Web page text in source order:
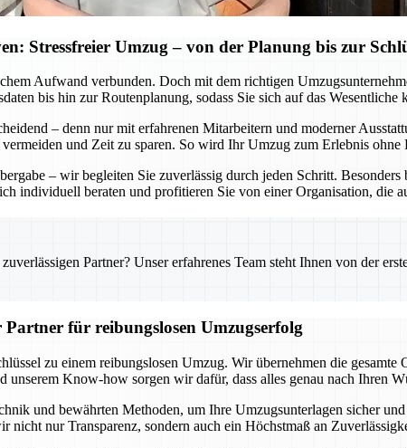
Stressfreier Umzug – von der Planung bis zur
Aufwand verbunden. Doch mit dem richtigen
bis hin zur Routenplanung, sodass Sie sich auf das Wesentliche
– denn nur mit erfahrenen Mitarbeitern und moderner
und Zeit zu sparen. So wird Ihr Umzug zum Erlebnis ohne
– wir begleiten Sie zuverlässig durch jeden Schritt.
individuell beraten und profitieren Sie von einer Organisation, die
Partner? Unser erfahrenes Team steht Ihnen von der
für reibungslosen Umzugserfolg
zu einem reibungslosen Umzug. Wir übernehmen die
unserem Know-how sorgen wir dafür, dass alles genau nach Ihren
und bewährten Methoden, um Ihre Umzugsunterlagen sicher
nicht nur Transparenz, sondern auch ein Höchstmaß an